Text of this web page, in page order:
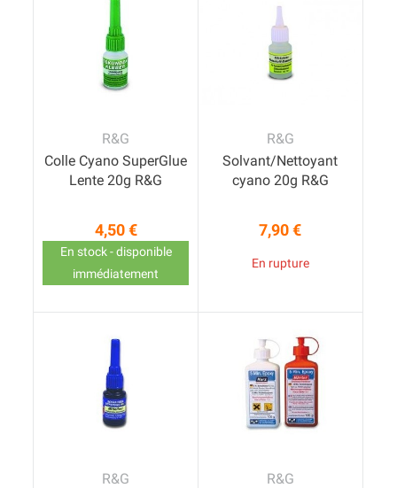
R&G
Colle Cyano SuperGlue
Lente 20g R&G
Prix
4,50 €
En stock - disponible
immédiatement
R&G
Solvant/Nettoyant
cyano 20g R&G
Prix
7,90 €
En rupture
R&G
R&G